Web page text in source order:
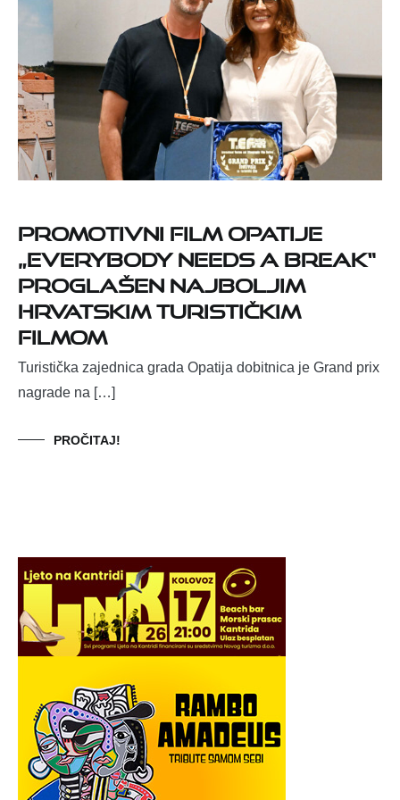
Promotivni film Opatije
„Everybody Needs a Break“
proglašen najboljim
hrvatskim turističkim
filmom
Turistička zajednica grada Opatija dobitnica je Grand prix
nagrade na […]
PROČITAJ!